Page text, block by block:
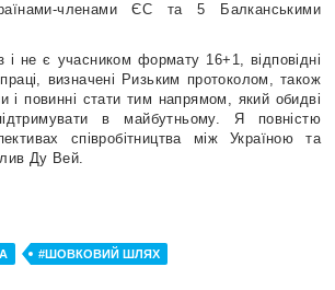
членами ЄС та 5 Балканськими
і не є учасником формату 16+1, відповідні
визначені Ризьким протоколом, також
і повинні стати тим напрямом, який обидві
в майбутньому. Я повністю
співробітництва між Україною та
Ду Вей.
#ШОВКОВИЙ ШЛЯХ